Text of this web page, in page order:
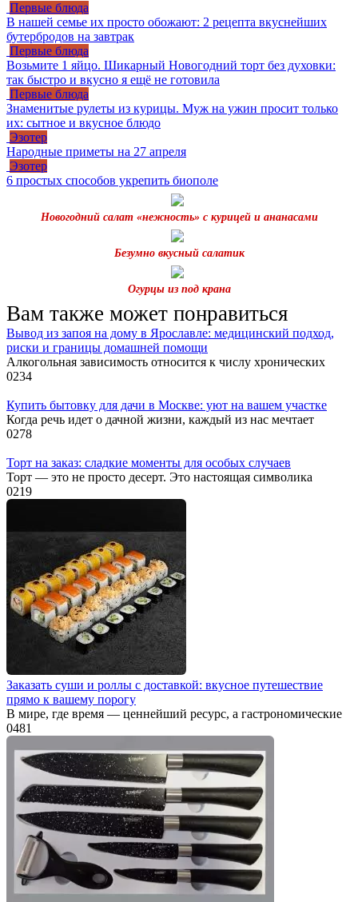
Первые блюда
В нашей семье их просто обожают: 2 рецепта вкуснейших
бутербродов на завтрак
Первые блюда
Возьмите 1 яйцо. Шикарный Новогодний торт без духовки:
так быстро и вкусно я ещё не готовила
Первые блюда
Знаменитые рулеты из курицы. Муж на ужин просит только
их: сытное и вкусное блюдо
Эзотер
Народные приметы на 27 апреля
Эзотер
6 простых способов укрепить биополе
Новогодний салат «нежность» с курицей и ананасами
Безумно вкусный салатик
Огурцы из под крана
Вам также может понравиться
Вывод из запоя на дому в Ярославле: медицинский подход,
риски и границы домашней помощи
Алкогольная зависимость относится к числу хронических
0234
Купить бытовку для дачи в Москве: уют на вашем участке
Когда речь идет о дачной жизни, каждый из нас мечтает
0278
Торт на заказ: сладкие моменты для особых случаев
Торт — это не просто десерт. Это настоящая символика
0219
Заказать суши и роллы с доставкой: вкусное путешествие
прямо к вашему порогу
В мире, где время — ценнейший ресурс, а гастрономические
0481